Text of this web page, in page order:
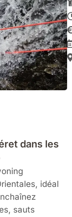
dans les
idéal
sauts